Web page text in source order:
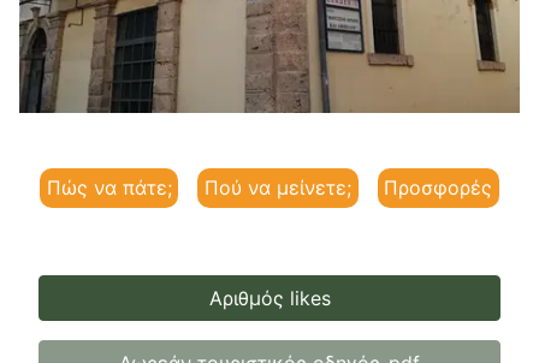
Πώς να πάτε; Πού να μείνετε; Προσφορές
Αριθμός likes